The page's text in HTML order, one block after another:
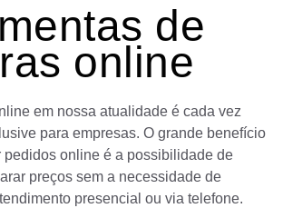
de
online
em nossa atualidade é cada vez
para empresas. O grande benefício
pedidos online é a possibilidade de
preços sem a necessidade de
presencial ou via telefone.